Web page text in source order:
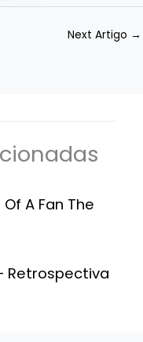
Next Artigo →
A Fan The
Retrospectiva